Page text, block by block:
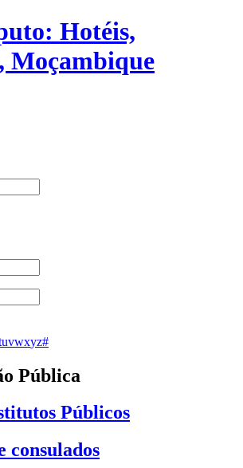
Hotéis,
Moçambique
uvwxyz#
Pública
Públicos
consulados